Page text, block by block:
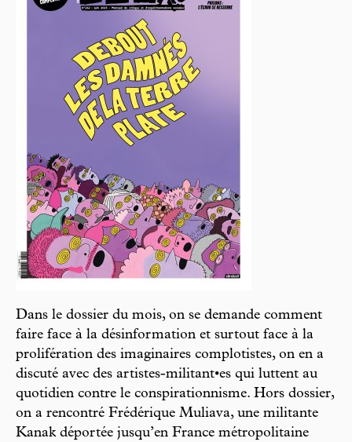
Dans le dossier du mois, on se demande comment
faire face à la désinformation et surtout face à la
prolifération des imaginaires complotistes, on en a
discuté avec des artistes-militant•es qui luttent au
quotidien contre le conspirationnisme. Hors dossier,
on a rencontré Frédérique Muliava, une militante
Kanak déportée jusqu’en France métropolitaine